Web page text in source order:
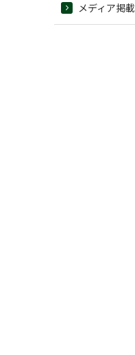
メディア掲載